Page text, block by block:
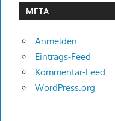
META
Anmelden
Eintrags-Feed
Kommentar-Feed
WordPress.org